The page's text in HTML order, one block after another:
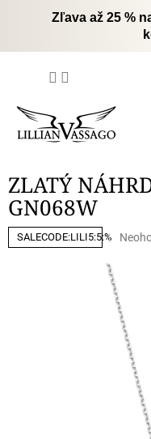
Zľava až 25 %
ZLATÝ
GN068W
SALECODE:LILI5:5:%
0,0
z
5